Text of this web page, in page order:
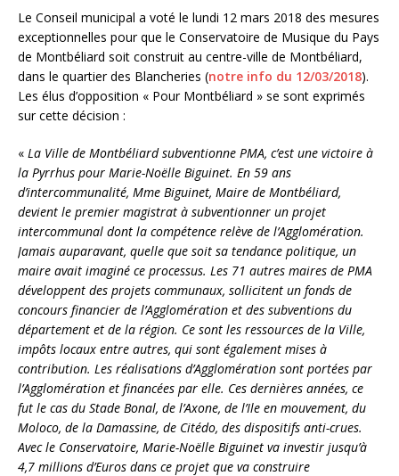
Le Conseil municipal a voté le lundi 12 mars 2018 des mesures
exceptionnelles pour que le Conservatoire de Musique du Pays
de Montbéliard soit construit au centre-ville de Montbéliard,
dans le quartier des Blancheries (notre info du 12/03/2018).
Les élus d’opposition « Pour Montbéliard » se sont exprimés
sur cette décision :
« La Ville de Montbéliard subventionne PMA, c’est une victoire à
la Pyrrhus pour Marie-Noëlle Biguinet. En 59 ans
d’intercommunalité, Mme Biguinet, Maire de Montbéliard,
devient le premier magistrat à subventionner un projet
intercommunal dont la compétence relève de l’Agglomération.
Jamais auparavant, quelle que soit sa tendance politique, un
maire avait imaginé ce processus. Les 71 autres maires de PMA
développent des projets communaux, sollicitent un fonds de
concours financier de l’Agglomération et des subventions du
département et de la région. Ce sont les ressources de la Ville,
impôts locaux entre autres, qui sont également mises à
contribution. Les réalisations d’Agglomération sont portées par
l’Agglomération et financées par elle. Ces dernières années, ce
fut le cas du Stade Bonal, de l’Axone, de l’Ile en mouvement, du
Moloco, de la Damassine, de Citédo, des dispositifs anti-crues.
Avec le Conservatoire, Marie-Noëlle Biguinet va investir jusqu’à
4,7 millions d’Euros dans ce projet que va construire